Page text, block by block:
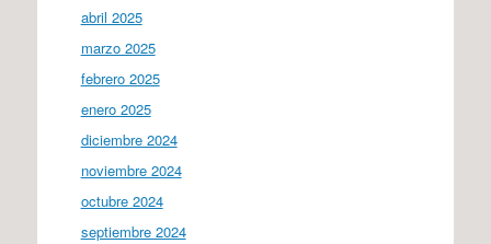
abril 2025
marzo 2025
febrero 2025
enero 2025
diciembre 2024
noviembre 2024
octubre 2024
septiembre 2024